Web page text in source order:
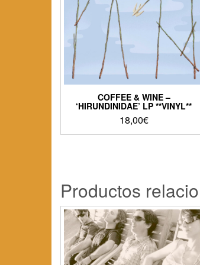
COFFEE & WINE –
‘HIRUNDINIDAE’ LP **VINYL**
18,00€
Productos